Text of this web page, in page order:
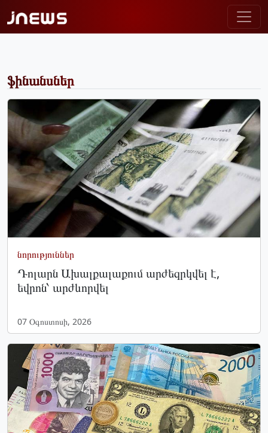
ֆինանսներ
նորություններ
Դոլարն Ախալքալաքում արժեզրկվել է,
եվրոն՝ արժևորվել
07 Օգոստոսի, 2026